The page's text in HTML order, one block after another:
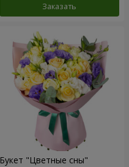
Заказать
Букет "Цветные сны"